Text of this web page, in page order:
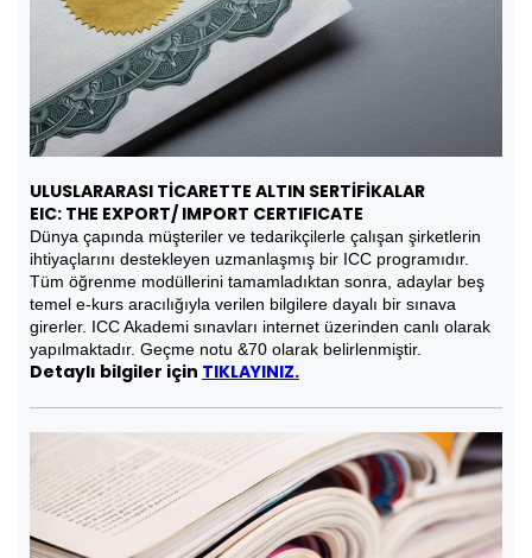
ULUSLARARASI TİCARETTE ALTIN SERTİFİKALAR
EIC: THE EXPORT/ IMPORT CERTIFICATE
Dünya çapında müşteriler ve tedarikçilerle çalışan şirketlerin
ihtiyaçlarını destekleyen uzmanlaşmış bir ICC programıdır.
Tüm öğrenme modüllerini tamamladıktan sonra, adaylar beş
temel e-kurs aracılığıyla verilen bilgilere dayalı bir sınava
girerler. ICC Akademi sınavları internet üzerinden canlı olarak
yapılmaktadır. Geçme notu &70 olarak belirlenmiştir.
Detaylı bilgiler için TIKLAYINIZ.